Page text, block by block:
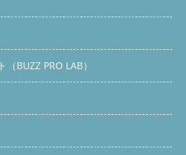
BUZZ PRO LAB）